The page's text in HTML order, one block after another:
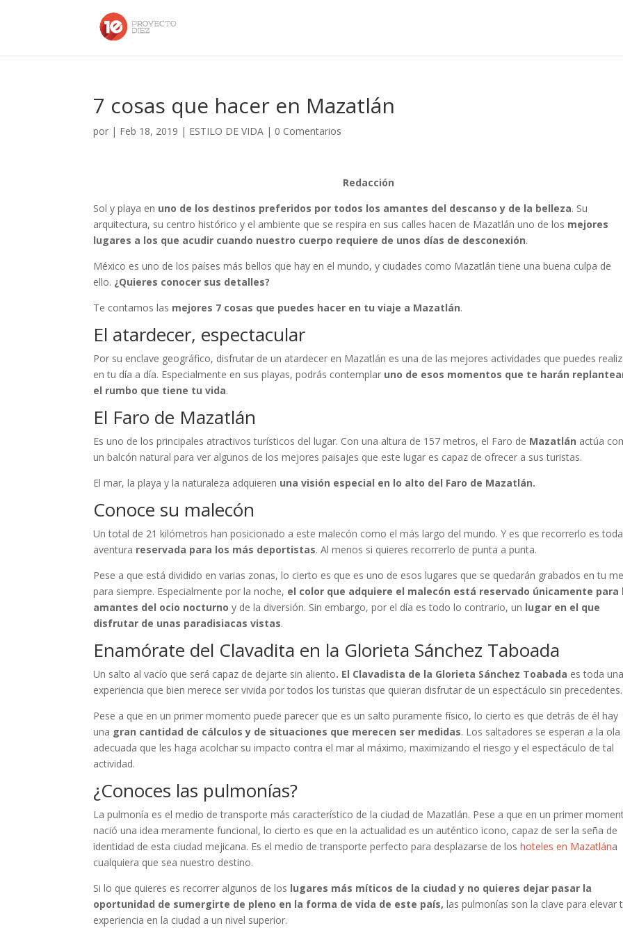
7 cosas que hacer en Mazatlán
por | Feb 18, 2019 | ESTILO DE VIDA | 0 Comentarios
Redacción
Sol y playa en uno de los destinos preferidos por todos los amantes del descanso y de la belleza. Su
arquitectura, su centro histórico y el ambiente que se respira en sus calles hacen de Mazatlán uno de los mejores
lugares a los que acudir cuando nuestro cuerpo requiere de unos días de desconexión.
México es uno de los países más bellos que hay en el mundo, y ciudades como Mazatlán tiene una buena culpa de
ello. ¿Quieres conocer sus detalles?
Te contamos las mejores 7 cosas que puedes hacer en tu viaje a Mazatlán.
El atardecer, espectacular
Por su enclave geográfico, disfrutar de un atardecer en Mazatlán es una de las mejores actividades que puedes
en tu día a día. Especialmente en sus playas, podrás contemplar uno de esos momentos que te harán
el rumbo que tiene tu vida.
El Faro de Mazatlán
Es uno de los principales atractivos turísticos del lugar. Con una altura de 157 metros, el Faro de Mazatlán actúa
un balcón natural para ver algunos de los mejores paisajes que este lugar es capaz de ofrecer a sus turistas.
El mar, la playa y la naturaleza adquieren una visión especial en lo alto del Faro de Mazatlán.
Conoce su malecón
Un total de 21 kilómetros han posicionado a este malecón como el más largo del mundo. Y es que recorrerlo es
aventura reservada para los más deportistas. Al menos si quieres recorrerlo de punta a punta.
Pese a que está dividido en varias zonas, lo cierto es que es uno de esos lugares que se quedarán grabados en tu
para siempre. Especialmente por la noche, el color que adquiere el malecón está reservado únicamente para
amantes del ocio nocturnoy de la diversión. Sin embargo, por el día es todo lo contrario, un lugar en el que
disfrutar de unas paradisiacas vistas.
Enamórate del Clavadita en la Glorieta Sánchez Taboada
Un salto al vacío que será capaz de dejarte sin aliento. El Clavadista de la Glorieta Sánchez Toabada es toda una
experiencia que bien merece ser vivida por todos los turistas que quieran disfrutar de un espectáculo sin precedentes.
Pese a que en un primer momento puede parecer que es un salto puramente físico, lo cierto es que detrás de él hay
una gran cantidad de cálculos y de situaciones que merecen ser medidas. Los saltadores se esperan a la ola
adecuada que les haga acolchar su impacto contra el mar al máximo, maximizando el riesgo y el espectáculo de tal
actividad.
¿Conoces las pulmonías?
La pulmonía es el medio de transporte más característico de la ciudad de Mazatlán. Pese a que en un primer
nació una idea meramente funcional, lo cierto es que en la actualidad es un auténtico icono, capaz de ser la seña de
identidad de esta ciudad mejicana. Es el medio de transporte perfecto para desplazarse de loshoteles en Mazatlána
cualquiera que sea nuestro destino.
Si lo que quieres es recorrer algunos de los lugares más míticos de la ciudad y no quieres dejar pasar la
oportunidad de sumergirte de pleno en la forma de vida de este país,las pulmonías son la clave para elevar
experiencia en la ciudad a un nivel superior.